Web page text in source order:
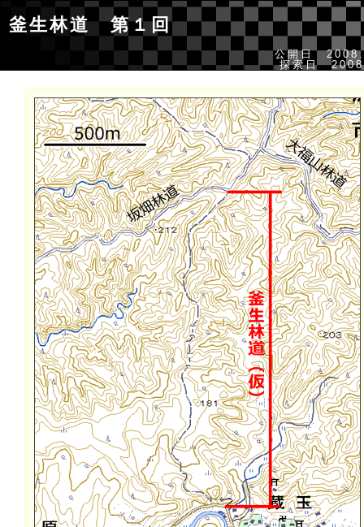
釜生林道第１回
公開日
探索日